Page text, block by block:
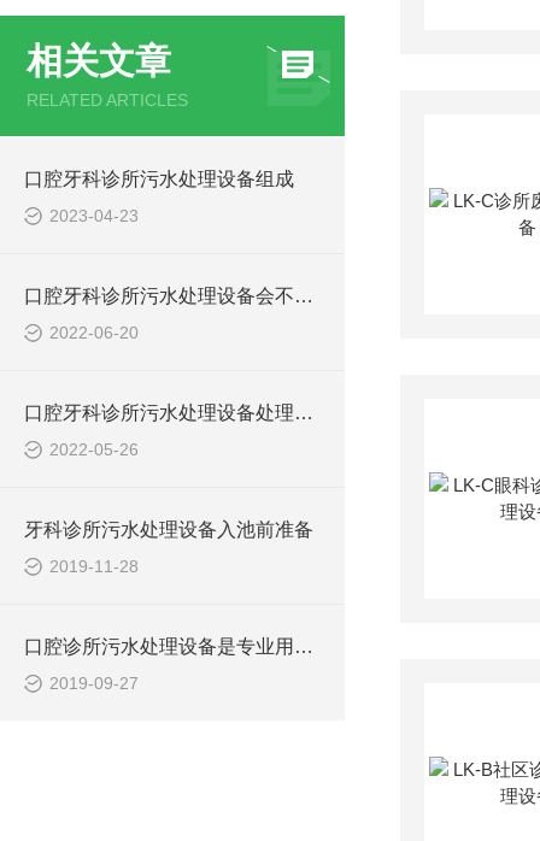
相关文章
RELATED ARTICLES
口腔牙科诊所污水处理设备组成
2023-04-23
口腔牙科诊所污水处理设备会不会产生二次污染？
2022-06-20
口腔牙科诊所污水处理设备处理后还要臭氧消毒
2022-05-26
牙科诊所污水处理设备入池前准备
2019-11-28
口腔诊所污水处理设备是专业用于口腔科、牙科的设备
2019-09-27